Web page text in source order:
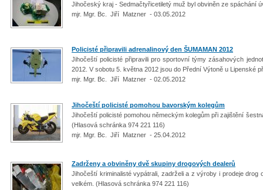
Jihočeský kraj - Sedmačtyřicetiletý muž byl obviněn ze spáchání
mjr. Mgr. Bc. Jiří Matzner - 03.05.2012
Policisté připravili adrenalinový den ŠUMAMAN 2012
Jihočeští policisté připravili pro sportovní týmy zásahových
2012. V sobotu 5. května 2012 jsou do Přední Výtoně u Lipenské
mjr. Mgr. Bc. Jiří Matzner - 02.05.2012
Jihočeští policisté pomohou bavorským kolegům
Jihočeští policisté pomohou německým kolegům při zajištění
(Hlasová schránka 974 221 116)
mjr. Mgr. Bc. Jiří Matzner - 25.04.2012
Zadrženy a obviněny dvě skupiny drogových dealerů
Jihočeští kriminalisté vypátrali, zadrželi a z výroby i prodeje
velkém. (Hlasová schránka 974 221 116)